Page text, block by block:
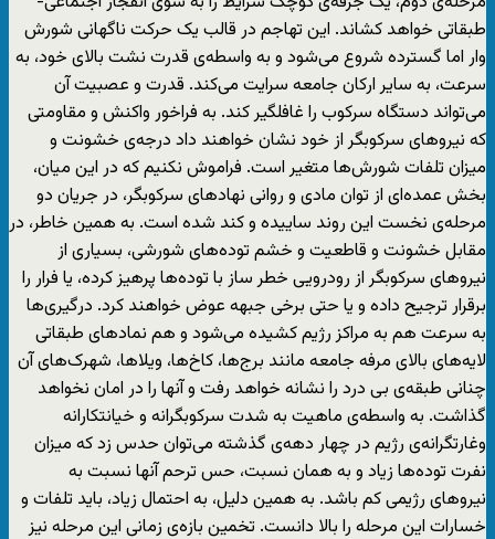
طبقاتی خواهد کشاند. این تهاجم در قالب یک حرکت ناگهانی شورش
وار اما گسترده شروع می‌شود و به واسطه‌ی قدرت نشت بالای خود، به
سرعت، به سایر ارکان جامعه سرایت می‌کند. قدرت و عصبیت آن
می‌تواند دستگاه سرکوب را غافلگیر کند. به فراخور واکنش و مقاومتی
که نیروهای سرکوبگر از خود نشان خواهند داد درجه‌ی خشونت و
میزان تلفات شورش‌ها متغیر است. فراموش نکنیم که در این میان،
بخش عمده‌ای از توان مادی و روانی نهادهای سرکوبگر، در جریان دو
مرحله‌ی نخست این روند ساییده و کند شده است. به همین خاطر، در
مقابل خشونت و قاطعیت و خشم توده‌های شورشی، بسیاری از
نیروهای سرکوبگر از رودرویی خطر ساز با توده‌ها پرهیز کرده، یا فرار را
برقرار ترجیح داده و یا حتی برخی جبهه عوض خواهند کرد. درگیری‌ها
به سرعت هم به مراکز رژیم کشیده می‌شود و هم نمادهای طبقاتی
لایه‌های بالای مرفه جامعه مانند برج‌ها، کاخ‌ها، ویلاها، شهرک‌های آن
چنانی طبقه‌ی بی درد را نشانه خواهد رفت و آنها را در امان نخواهد
گذاشت. به واسطه‌ی ماهیت به شدت سرکوبگرانه و خیانتکارانه
وغارتگرانه‌ی رژیم در چهار دهه‌ی گذشته می‌توان حدس زد که میزان
نفرت توده‌ها زیاد و به همان نسبت، حس ترحم آنها نسبت به
نیروهای رژیمی کم باشد. به همین دلیل، به احتمال زیاد، باید تلفات و
خسارات این مرحله را بالا دانست. تخمین بازه‌ی زمانی این مرحله نیز